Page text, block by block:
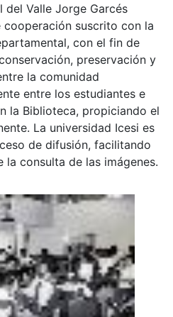
del Valle Jorge Garcés
suscrito con la
con el fin de
preservación y
la comunidad
entre los estudiantes e
la Biblioteca, propiciando el
La universidad Icesi es
de difusión, facilitando
consulta de las imágenes.